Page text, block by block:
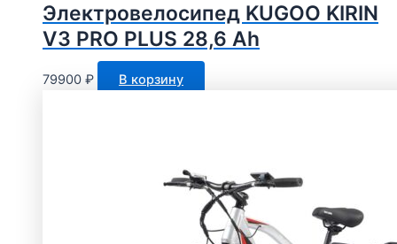
Электровелосипед KUGOO KIRIN
V3 PRO PLUS 28,6 Ah
79900 ₽ В корзину